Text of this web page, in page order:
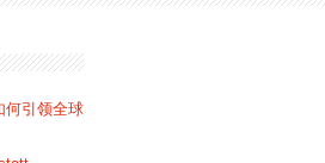
何引领全球